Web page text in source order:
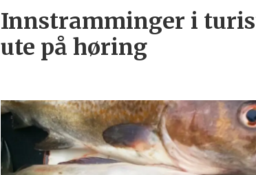
Innstramminger i
ute på høring